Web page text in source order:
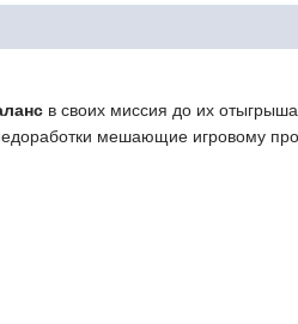
в своих миссия до их
мешающие игровому